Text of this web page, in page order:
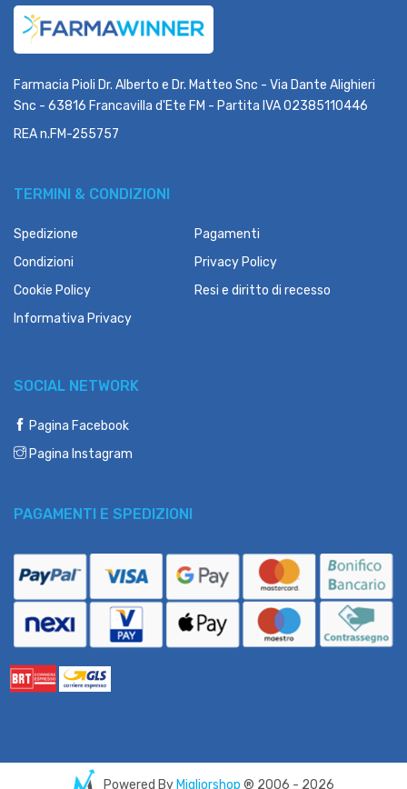
Farmacia Pioli Dr. Alberto e Dr. Matteo Snc - Via Dante Alighieri
Snc - 63816 Francavilla d'Ete FM - Partita IVA 02385110446
REA n.FM-255757
TERMINI & CONDIZIONI
Spedizione
Pagamenti
Condizioni
Privacy Policy
Cookie Policy
Resi e diritto di recesso
Informativa Privacy
SOCIAL NETWORK
Pagina Facebook
Pagina Instagram
PAGAMENTI E SPEDIZIONI
Powered By Migliorshop ® 2006 - 2026